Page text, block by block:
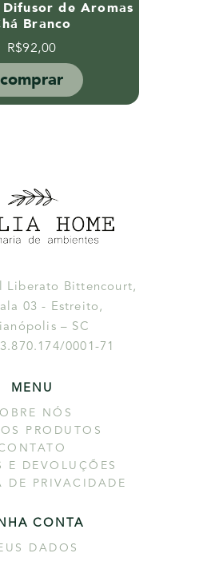
de Aromas
Branco
R$92,00
comprar
Liberato Bittencourt,
03 - Estreito,
– SC
0001-71
MENU
NÓS
PRODUTOS
E DEVOLUÇÕES
DE PRIVACIDADE
CONTA
DADOS